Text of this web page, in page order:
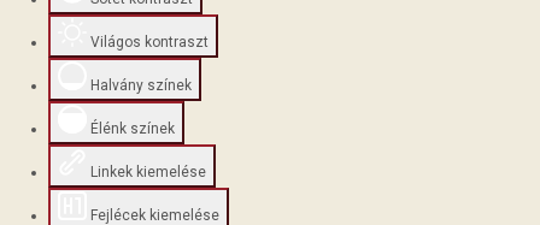
Világos kontraszt
Halvány színek
Élénk színek
Linkek kiemelése
Fejlécek kiemelése